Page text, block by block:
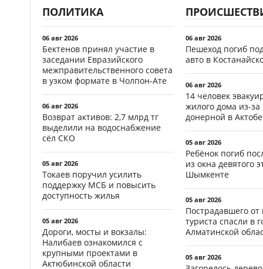
ПОЛИТИКА
06 авг 2026
Бектенов принял участие в
заседании Евразийского
межправительственного совета
в узком формате в Чолпон-Ате
06 авг 2026
Возврат активов: 2,7 млрд тг
выделили на водоснабжение
сёл СКО
05 авг 2026
Токаев поручил усилить
поддержку МСБ и повысить
доступность жилья
05 авг 2026
Дороги, мосты и вокзалы:
Налибаев ознакомился с
крупными проектами в
Актюбинской области
06 авг 2026
Пешеход погиб
авто в
06 авг 2026
14 человек
жилого дома из-
донерной в Актобе
05 авг 2026
Ребёнок погиб
из окна девятого
Шымкенте
05 авг 2026
Пострадавшего от
туриста спасли в
Алматинской
05 авг 2026